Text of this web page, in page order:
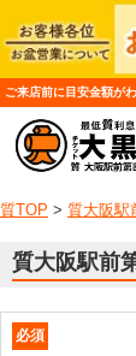
ご来店前に目安金額が
質TOP > 質大阪駅
質大阪駅前
必須